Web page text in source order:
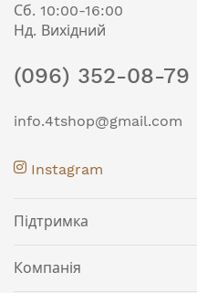
Сб. 10:00-16:00
Нд. Вихідний
(096) 352-08-79
info.4tshop@gmail.com
Instagram
Підтримка
Компанія